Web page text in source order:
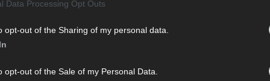
Data Processing Opt Outs
opt-out of the Sharing of my personal data.
opt-out of the Sale of my Personal Data.